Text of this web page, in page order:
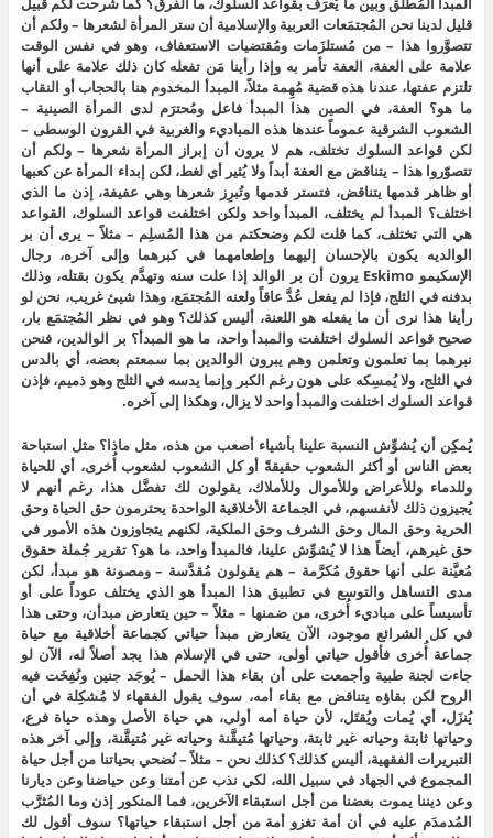
قليل لدينا نحن المُجتمَعات العربية والإسلامية أن ستر المرأة لشعرها – ولكم أن
تتصوَّروا هذا – من مُستلزَمات ومُقتضيات الاستعفاف، وهو في نفس الوقت
علامة على العفة، العفة تأمر به وإذا رأينا مَن تفعله كان ذلك علامة على أنها
تلتزم عفتها، عندنا هذه قضية مُهِمة مثلاً، المبدأ المخدوم هنا بالحجاب أو النقاب
ما هو؟ العفة، في الصين هذا المبدأ فاعل ومُحترَم لدى المرأة الصينية –
الشعوب الشرقية عموماً عندها هذه المباديء والغربية في القرون الوسطى –
لكن قواعد السلوك تختلف، هم لا يرون أن إبراز المرأة شعرها – ولكم أن
تتصوّروا هذا – يتناقض مع العفة أبداً ولا يُثير أي لغط، لكن إبداء المرأة عن كعبها
أو ظاهر قدمها يتناقض، فتستر قدمها وتُبرِز شعرها وهي عفيفة، إذن ما الذي
اختلف؟ المبدأ لم يختلف، المبدأ واحد ولكن اختلفت قواعد السلوك، القواعد
هي التي تختلف، كما قلت لكم وضحكتم من هذا المُسلِم – مثلاً – يرى أن بر
الوالديه يكون بالإحسان إليهما وإطعامهما في كبرهما وإلى آخره، رجال
الإسكيمو Eskimo يرون أن بر الوالد إذا علت سنه وتهدَّم يكون بقتله، وذلك
بدفنه في الثلج، فإذا لم يفعل عُدَّ عاقاً ولعنه المُجتمَع، وهذا شيئ غريب، نحن لو
رأينا هذا نرى أن ما يفعله هو اللعنة، أليس كذلك؟ وهو في نظر المُجتمَع بار،
صحيح قواعد السلوك اختلفت والمبدأ واحد، ما هو المبدأ؟ بر الوالدين، فنحن
نبرهما بما تعلمون وتعلمن وهم يبرون الوالدين بما سمعتم بعضه، أي بالدس
في الثلج، ولا يُمسِكه على هون رغم الكبر وإنما يدسه في الثلج وهو ذميم، فإذن
قواعد السلوك اختلفت والمبدأ واحد لا يزال، وهكذا إلى آخره.
يُمكِن أن يُشوِّش النسبة علينا بأشياء أصعب من هذه، مثل ماذا؟ مثل استباحة
بعض الناس أو أكثر الشعوب حقيقةً أو كل الشعوب لشعوب أُخرى، أي للحياة
وللدماء وللأعراض وللأموال وللأملاك، يقولون لك تفضَّل هذا، رغم أنهم لا
يُجيزون ذلك لأنفسهم، في الجماعة الأخلاقية الواحدة يحترمون حق الحياة وحق
الحرية وحق المال وحق الشرف وحق الملكية، لكنهم يتجاوزون هذه الأمور في
حق غيرهم، أيضاً هذا لا يُشوِّش علينا، فالمبدأ واحد، ما هو؟ تقرير جُملة حقوق
مُعيَّنة على أنها حقوق مُكرَّمة – هم يقولون مُقدَّسة – ومصونة هو مبدأ، لكن
مدى التساهل والتوسع في تطبيق هذا المبدأ هو الذي يختلف عوداً على أو
تأسيساً على مباديء أُخرى، من ضمنها – مثلاً – حين يتعارض مبدأن، وحتى هذا
في كل الشرائع موجود، الآن يتعارض مبدأ حياتي كجماعة أخلاقية مع حياة
جماعة أُخرى فأقول حياتي أولى، حتى في الإسلام هذا يجد أصلاً له، الآن لو
جاءت لجنة طبية وأجمعت على أن بقاء هذا الحمل – يُوجَد جنين ونُفِخَت فيه
الروح لكن بقاؤه يتناقض مع بقاء أمه، سوف يقول الفقهاء لا مُشكِلة في أن
يُنزَل، أي يُمات ويُقتَل، لأن حياة أمه أولى، هي حياة الأصل وهذه حياة فرع،
وحياتها ثابتة وحياته غير ثابتة، وحياتها مُتيقَّنة وحياته غير مُتيقَّنة، وإلى آخر هذه
التبريرات الفقهية، أليس كذلك؟ كذلك نحن – مثلاً – نُضحي بحياتنا من أجل حياة
المجموع في الجهاد في سبيل الله، لكي نذب عن أمتنا وعن حياضنا وعن ديارنا
وعن ديننا يموت بعضنا من أجل استبقاء الآخرين، فما المنكور إذن وما المُثرَّب
المُدمدَم عليه في أن أمة تغزو أمة من أجل استبقاء حياتها؟ سوف أقول لك